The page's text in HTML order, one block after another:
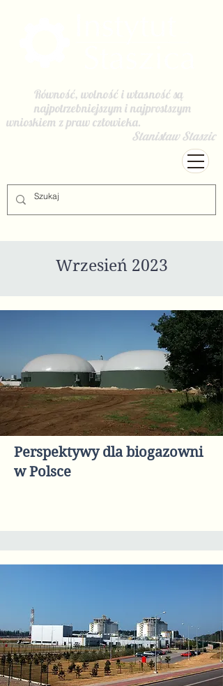
Równość, wolność i własność są
najpotrzebniejszym i najprostszym
wnioskiem z praw człowieka.
Stanisław Staszic
Wrzesień 2023
Perspektywy dla biogazowni
w Polsce